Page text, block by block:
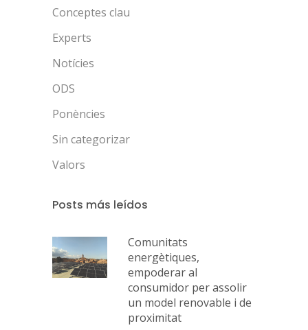
Conceptes clau
Experts
Notícies
ODS
Ponències
Sin categorizar
Valors
Posts más leídos
Comunitats
energètiques,
empoderar al
consumidor per assolir
un model renovable i de
proximitat